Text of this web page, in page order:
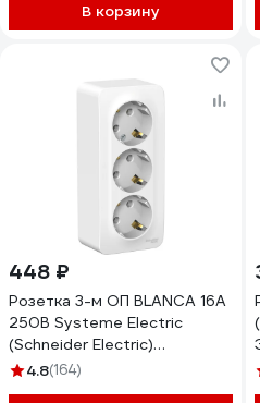
В корзину
448 ₽
Розетка 3-м ОП BLANCA 16А
250В Systeme Electric
(Schneider Electric)
BLNRA010311
4.8(164)